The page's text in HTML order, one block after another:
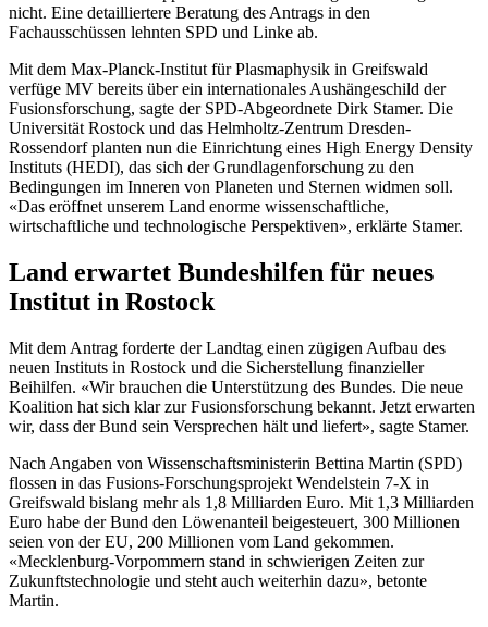
nicht. Eine detailliertere Beratung des Antrags in den
Fachausschüssen lehnten SPD und Linke ab.
Mit dem Max-Planck-Institut für Plasmaphysik in Greifswald
verfüge MV bereits über ein internationales Aushängeschild der
Fusionsforschung, sagte der SPD-Abgeordnete Dirk Stamer. Die
Universität Rostock und das Helmholtz-Zentrum Dresden-
Rossendorf planten nun die Einrichtung eines High Energy Density
Instituts (HEDI), das sich der Grundlagenforschung zu den
Bedingungen im Inneren von Planeten und Sternen widmen soll.
«Das eröffnet unserem Land enorme wissenschaftliche,
wirtschaftliche und technologische Perspektiven», erklärte Stamer.
Land erwartet Bundeshilfen für neues
Institut in Rostock
Mit dem Antrag forderte der Landtag einen zügigen Aufbau des
neuen Instituts in Rostock und die Sicherstellung finanzieller
Beihilfen. «Wir brauchen die Unterstützung des Bundes. Die neue
Koalition hat sich klar zur Fusionsforschung bekannt. Jetzt erwarten
wir, dass der Bund sein Versprechen hält und liefert», sagte Stamer.
Nach Angaben von Wissenschaftsministerin Bettina Martin (SPD)
flossen in das Fusions-Forschungsprojekt Wendelstein 7-X in
Greifswald bislang mehr als 1,8 Milliarden Euro. Mit 1,3 Milliarden
Euro habe der Bund den Löwenanteil beigesteuert, 300 Millionen
seien von der EU, 200 Millionen vom Land gekommen.
«Mecklenburg-Vorpommern stand in schwierigen Zeiten zur
Zukunftstechnologie und steht auch weiterhin dazu», betonte
Martin.